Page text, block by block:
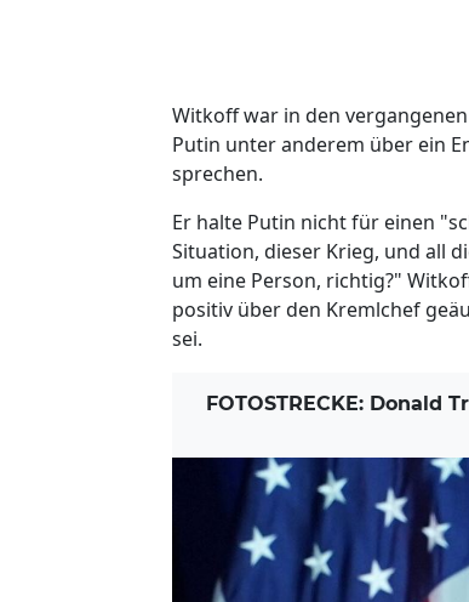
Witkoff war in den
Putin unter anderem über ein
sprechen.
Er halte Putin nicht für einen
Situation, dieser Krieg, und all
um eine Person, richtig?"
positiv über den Kremlchef
sei.
FOTOSTRECKE: Donald